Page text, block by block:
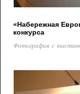
«Набережная
конкурса
Фотография с